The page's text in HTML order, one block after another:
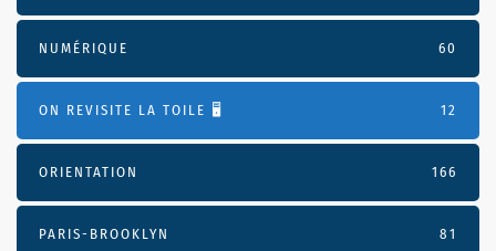
NUMÉRIQUE 60
ON REVISITE LA TOILE 🖥️ 12
ORIENTATION 166
PARIS-BROOKLYN 81